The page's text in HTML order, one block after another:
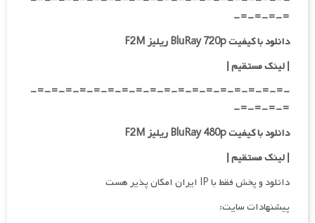
=-=-=-=-
دانلود با کیفیت BluRay 720p ریلیز F2M
| لینک مستقیم|
-=-=-=-=-=-=-=-=-=-=-=-=-=-=-=-=-=-=-
=-=-=-=-
دانلود با کیفیت BluRay 480p ریلیز F2M
| لینک مستقیم|
دانلود و پخش فقط با IP ایران امکان پذیر هست
پیشنهادات سایت: